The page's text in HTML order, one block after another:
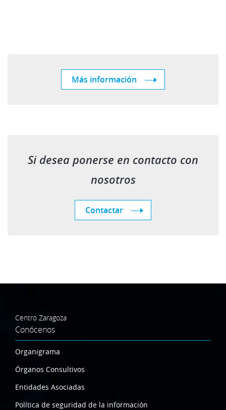
Más información
Si desea ponerse en contacto con
nosotros
Contactar
Centro Zaragoza
Conócenos
Organigrama
Órganos Consultivos
Entidades Asociadas
Política de seguridad de la información